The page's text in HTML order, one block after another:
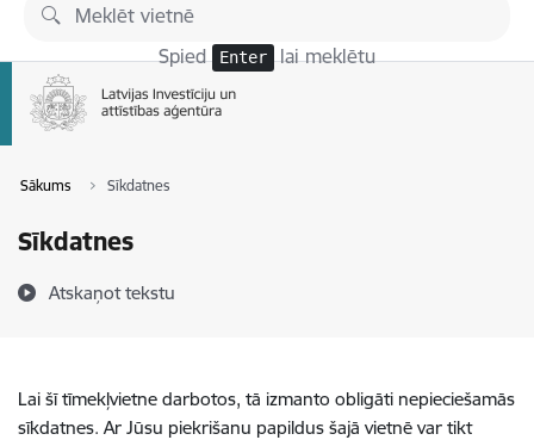
Pāriet uz lapas saturu
Spied Enter lai meklētu
Sākums Sīkdatnes
Sīkdatnes
Atskaņot tekstu
Lai šī tīmekļvietne darbotos, tā izmanto obligāti nepieciešamās
sīkdatnes. Ar Jūsu piekrišanu papildus šajā vietnē var tikt